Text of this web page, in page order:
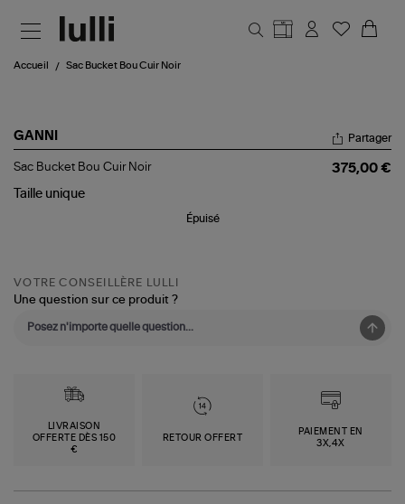
Accueil Sac Bucket Bou Cuir Noir
GANNI
Sac
Bou
Partager
Sac Bucket Bou Cuir Noir
375,00 €
Taille unique
Épuisé
VOTRE CONSEILLÈRE LULLI
Une question sur ce produit ?
LIVRAISON
OFFERTE DÈS 150
€
RETOUR OFFERT
PAIEMENT EN
3X,4X